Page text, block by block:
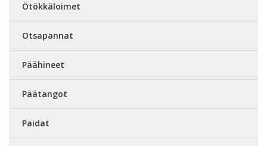
Ötökkäloimet
Otsapannat
Päähineet
Päätangot
Paidat